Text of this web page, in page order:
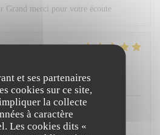
et ses partenaires
cookies sur ce site,
la collecte
à caractère
Les cookies dits «
Grand merci pour votre écoute
Cuisine: 5/5 Qualité / Prix
l'habitude de manger serveur
et à un bon rapport qualité prix